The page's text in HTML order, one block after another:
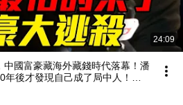
24:09
中國富豪藏海外藏錢時代落幕！潘
後才發現自己成了局中人！
』2026.0808